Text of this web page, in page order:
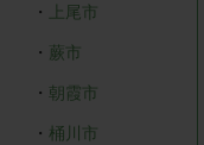
・ 上尾市
・ 蕨市
・ 朝霞市
・ 桶川市